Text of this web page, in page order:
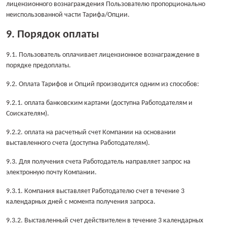
лицензионного вознаграждения Пользователю пропорционально
неиспользованной части Тарифа/Опции.
9. Порядок оплаты
9.1. Пользователь оплачивает лицензионное вознаграждение в
порядке предоплаты.
9.2. Оплата Тарифов и Опций производится одним из способов:
9.2.1. оплата банковским картами (доступна Работодателям и
Соискателям).
9.2.2. оплата на расчетный счет Компании на основании
выставленного счета (доступна Работодателям).
9.3. Для получения счета Работодатель направляет запрос на
электронную почту Компании.
9.3.1. Компания выставляет Работодателю счет в течение 3
календарных дней с момента получения запроса.
9.3.2. Выставленный счет действителен в течение 3 календарных